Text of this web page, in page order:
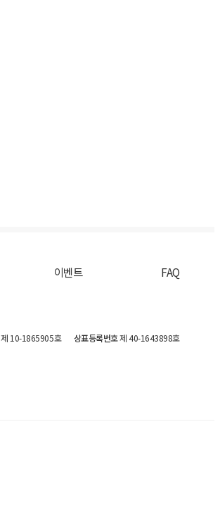
이벤트 FAQ
제 10-1865905호 상표등록번호제 40-1643898호